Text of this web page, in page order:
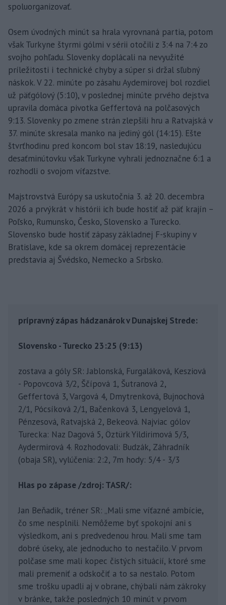
spoluorganizovať.
Osem úvodných minút sa hrala vyrovnaná partia, potom
však Turkyne štyrmi gólmi v sérii otočili z 3:4 na 7:4 zo
svojho pohľadu. Slovenky doplácali na nevyužité
príležitosti i technické chyby a súper si držal sľubný
náskok. V 22. minúte po zásahu Aydemirovej bol rozdiel
už päťgólový (5:10), v poslednej minúte prvého dejstva
upravila domáca pivotka Geffertová na polčasových
9:13. Slovenky po zmene strán zlepšili hru a Ratvajská v
37. minúte skresala manko na jediný gól (14:15). Ešte
štvrťhodinu pred koncom bol stav 18:19, nasledujúcu
desaťminútovku však Turkyne vyhrali jednoznačne 6:1 a
rozhodli o svojom víťazstve.
Majstrovstvá Európy sa uskutočnia 3. až 20. decembra
2026 a prvýkrát v histórii ich bude hostiť až päť krajín –
Poľsko, Rumunsko, Česko, Slovensko a Turecko.
Slovensko bude hostiť zápasy základnej F-skupiny v
Bratislave, kde sa okrem domácej reprezentácie
predstavia aj Švédsko, Nemecko a Srbsko.
prípravný zápas hádzanárok v Dunajskej Strede:
Slovensko - Turecko 23:25 (9:13)
zostava a góly SR: Jablonská, Furgaláková, Kesziová
- Popovcová 3/2, Ščípová 1, Šutranová 2,
Geffertová 3, Vargová 4, Dmytrenková, Bujnochová
2/1, Pócsíková 2/1, Bačenková 3, Lengyelová 1,
Pénzesová, Ratvajská 2, Bekeová. Najviac gólov
Turecka: Naz Dagová 5, Öztürk Yildirimová 5/3,
Aydermirová 4. Rozhodovali: Budzák, Záhradník
(obaja SR), vylúčenia: 2:2, 7m hody: 5/4 - 3/3
Hlas po zápase /zdroj: TASR/:
Jan Beňadik, tréner SR: „Mali sme víťazné ambície,
čo sme nesplnili. Nemôžeme byť spokojní ani s
výsledkom, ani s predvedenou hrou. Mali sme tam
dobré úseky, ale jednoducho to nestačilo. V prvom
polčase sme mali kopec čistých situácií, ktoré sme
mali premeniť a odskočiť a to sa nestalo. Potom
sme trošku upadli aj v obrane, chýbali nám zákroky
v bránke, takže posledných 10 minút v prvom